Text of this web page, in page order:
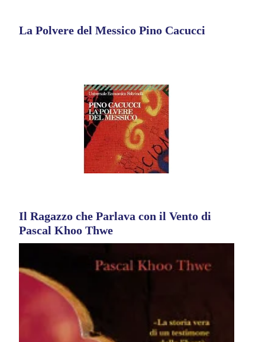
La Polvere del Messico Pino Cacucci
Il Ragazzo che Parlava con il Vento di
Pascal Khoo Thwe